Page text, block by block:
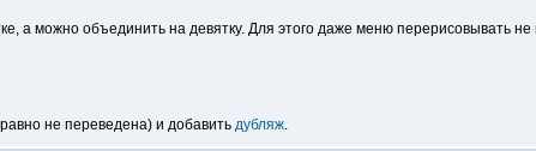
а можно объединить на девятку. Для этого даже меню перерисовывать не
не переведена) и добавить дубляж.